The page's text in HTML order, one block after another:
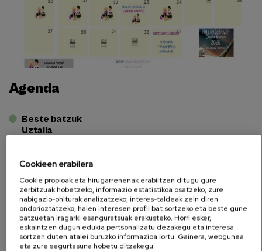
Agenda
Beste batzuk
Uztaila
Cookieen erabilera
Cookie propioak eta hirugarrenenak erabiltzen ditugu gure
zerbitzuak hobetzeko, informazio estatistikoa osatzeko, zure
nabigazio-ohiturak analizatzeko, interes-taldeak zein diren
ondorioztatzeko, haien interesen profil bat sortzeko eta beste gune
batzuetan iragarki esanguratsuak erakusteko. Horri esker,
eskaintzen dugun edukia pertsonalizatu dezakegu eta interesa
sortzen duten atalei buruzko informazioa lortu. Gainera, webgunea
eta zure segurtasuna hobetu ditzakegu.